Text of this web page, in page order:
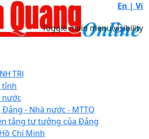
En | Vi
Toggle main menu visibility
TRỊ
tỉnh
- Nhà nước - MTTQ
tảng tư tưởng của Đảng
Chí Minh